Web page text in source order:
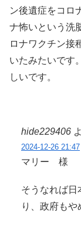
ン後遺症をコロ
ナ怖いという洗
ロナワクチン接
いたみたいです
しいです。
hide229406
2024-12-26 21:47
マリー 様
そうなれば日
り、政府もや